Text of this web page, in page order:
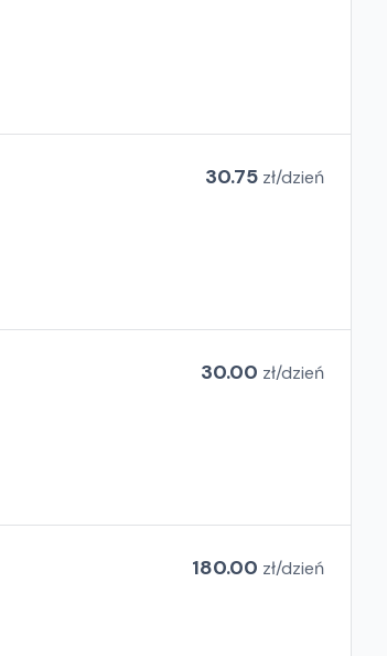
30.75 zł/dzień
30.00 zł/dzień
180.00 zł/dzień